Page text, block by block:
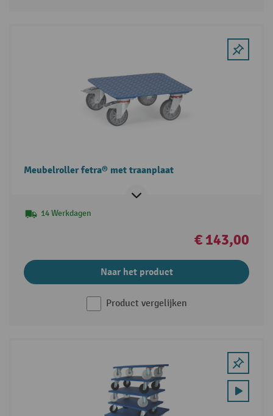
Meubelroller fetra® met traanplaat
14 Werkdagen
€ 143,00
Naar het product
Product vergelijken